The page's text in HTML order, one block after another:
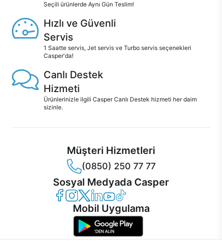
Seçili ürünlerde Aynı Gün Teslim!
Hızlı ve Güvenli
Servis
1 Saatte servis, Jet servis ve Turbo servis seçenekleri
Casper'da!
Canlı Destek
Hizmeti
Ürünlerinizle ilgili Casper Canlı Destek hizmeti her daim
sizinle.
Müşteri Hizmetleri
(0850) 250 77 77
Sosyal Medyada Casper
Casper Facebook
Casper Instagram
Casper Twitter
Casper LinkedIn
Casper YouTube
Casper TikTok
Mobil Uygulama